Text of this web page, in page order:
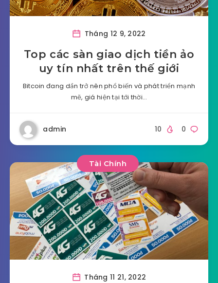
Tháng 12 9, 2022
Top các sàn giao dịch tiền ảo
uy tín nhất trên thế giới
Bitcoin đang dần trở nên phổ biến và phát triển mạnh
mẽ, giá hiện tại tới thời…
admin 0
10
Tài Chính
Tháng 11 21, 2022